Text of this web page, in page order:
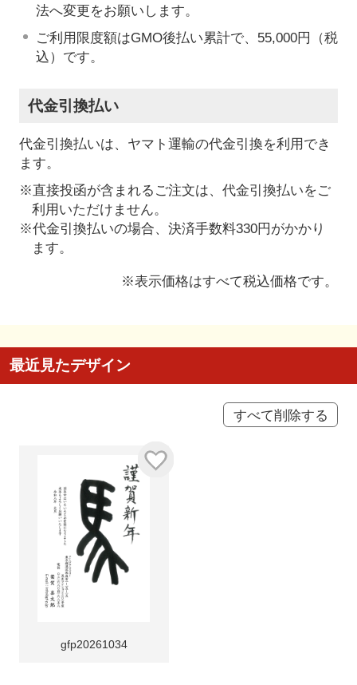
法へ変更をお願いします。
ご利用限度額はGMO後払い累計で、55,000円（税
込）です。
代金引換払い
代金引換払いは、ヤマト運輸の代金引換を利用でき
ます。
※直接投函が含まれるご注文は、代金引換払いをご
利用いただけません。
※代金引換払いの場合、決済手数料330円がかかり
ます。
※表示価格はすべて税込価格です。
最近見たデザイン
すべて削除する
gfp20261034